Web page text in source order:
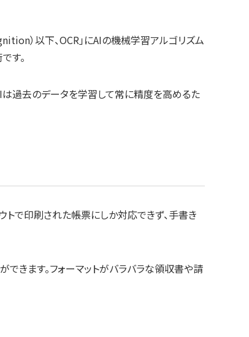
）以下、OCR」にAIの機械学習アルゴリズム
す。
は過去のデータを学習して常に精度を高めるた
トで印刷された帳票にしか対応できず、手書き
きます。フォーマットがバラバラな領収書や請